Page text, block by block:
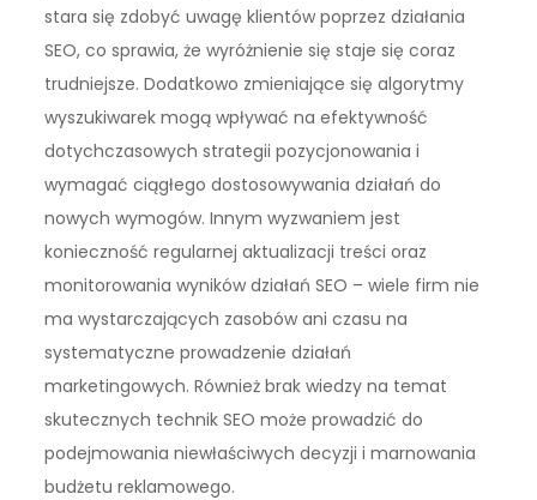
stara się zdobyć uwagę klientów poprzez działania
SEO, co sprawia, że wyróżnienie się staje się coraz
trudniejsze. Dodatkowo zmieniające się algorytmy
wyszukiwarek mogą wpływać na efektywność
dotychczasowych strategii pozycjonowania i
wymagać ciągłego dostosowywania działań do
nowych wymogów. Innym wyzwaniem jest
konieczność regularnej aktualizacji treści oraz
monitorowania wyników działań SEO – wiele firm nie
ma wystarczających zasobów ani czasu na
systematyczne prowadzenie działań
marketingowych. Również brak wiedzy na temat
skutecznych technik SEO może prowadzić do
podejmowania niewłaściwych decyzji i marnowania
budżetu reklamowego.